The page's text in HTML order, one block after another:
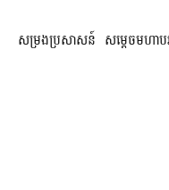
សម្រងប្រសាសន៍ សម្ដេចមហា